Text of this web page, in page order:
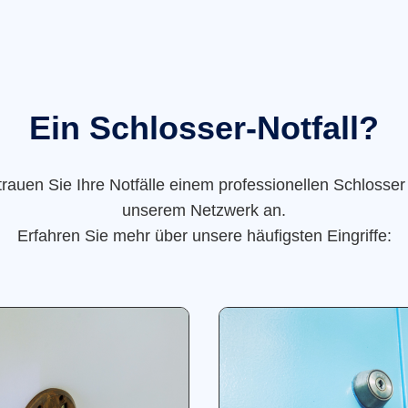
Ein Schlosser-Notfall?
Sie Ihre Notfälle einem professionellen
unserem Netzwerk an.
Erfahren Sie mehr über unsere häufigsten Eingriffe: